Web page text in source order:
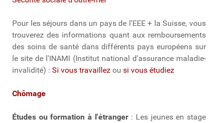
Pour les séjours dans un pays de l'EEE + la Suisse, vous
trouverez des informations quant aux remboursements
des soins de santé dans différents pays européens sur
le site de l'INAMI (Institut national d'assurance maladie-
invalidité) : Si vous travaillez ou si vous étudiez
Chômage
Études ou formation à l'étranger: Les jeunes en stage